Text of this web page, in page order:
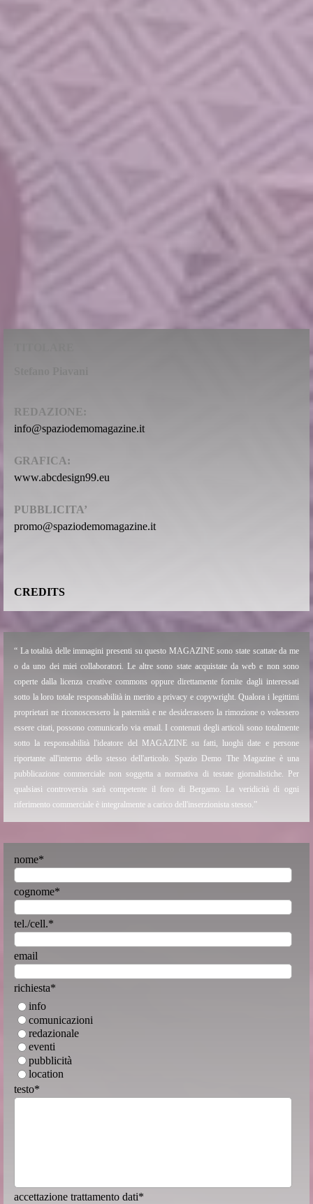
REDAZIONE:
info@spaziodemomagazine.it
GRAFICA:
www.abcdesign99.eu
PUBBLICITA’
promo@spaziodemomagazine.it
CREDITS
“ La totalità delle immagini presenti su questo MAGAZINE sono state scattate da me
o da uno dei miei collaboratori. Le altre sono state acquistate da web e non sono
coperte dalla licenza creative commons oppure direttamente fornite dagli interessati
sotto la loro totale responsabilità in merito a privacy e copywright. Qualora i legittimi
proprietari ne riconoscessero la paternità e ne desiderassero la rimozione o volessero
essere citati, possono comunicarlo via email. I contenuti degli articoli sono totalmente
sotto la responsabilità l'ideatore del MAGAZINE su fatti, luoghi date e persone
riportante all'interno dello stesso dell'articolo. Spazio Demo The Magazine è una
pubblicazione commerciale non soggetta a normativa di testate giornalistiche. Per
qualsiasi controversia sarà competente il foro di Bergamo. La veridicità di ogni
riferimento commerciale è integralmente a carico dell'inserzionista stesso.”
nome*
cognome*
tel./cell.*
email
richiesta*
info
comunicazioni
redazionale
eventi
pubblicità
location
testo*
accettazione trattamento dati*